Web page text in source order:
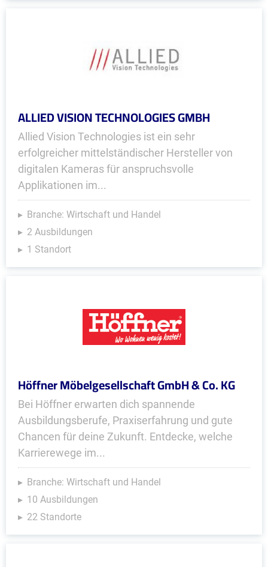
ALLIED VISION TECHNOLOGIES GMBH
Allied Vision Technologies ist ein sehr
erfolgreicher mittelständischer Hersteller von
digitalen Kameras für anspruchsvolle
Applikationen im...
Branche: Wirtschaft und Handel
2 Ausbildungen
1 Standort
Höffner Möbelgesellschaft GmbH & Co. KG
Bei Höffner erwarten dich spannende
Ausbildungsberufe, Praxiserfahrung und gute
Chancen für deine Zukunft. Entdecke, welche
Karrierewege im...
Branche: Wirtschaft und Handel
10 Ausbildungen
22 Standorte